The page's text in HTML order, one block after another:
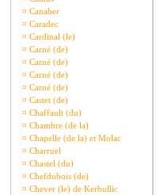
¤ Canaber
¤ Caradec
¤ Cardinal (le)
¤ Carné (de)
¤ Carné (de)
¤ Carné (de)
¤ Carné (de)
¤ Castet (de)
¤ Chaffault (du)
¤ Chambre (de la)
¤ Chapelle (de la) et Molac
¤ Charruel
¤ Chastel (du)
¤ Chefdubois (de)
¤ Chever (le) de Kerbullic